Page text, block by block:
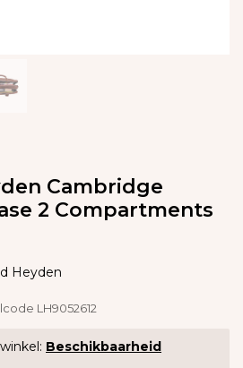
Cambridge
2 Compartments
Heyden
LH9052612
Beschikbaarheid